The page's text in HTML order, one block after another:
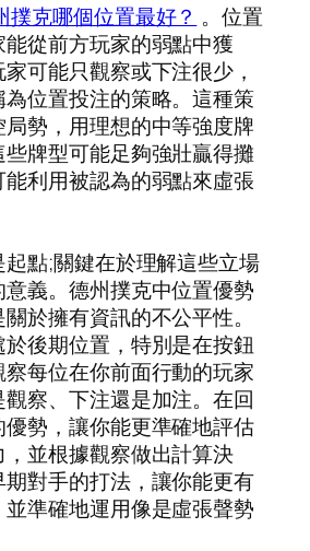
撲克哪個位置最好？ 。位置
從前方玩家的弱點中獲
可能只觀察或下注很少，
位置投注的策略。這種策
勢，用理想的中等強度牌
牌型可能足夠強壯贏得攤
利用被認為的弱點來虛張
點;關鍵在於理解這些立場
義。德州撲克中位置優勢
於擁有資訊的不公平性。
後期位置，特別是在按鈕
每位在你前面行動的玩家
察、下注還是加注。在回
勢，讓你能更準確地評估
並根據觀察做出計算決
對手的打法，讓你能更有
準確地運用像是虛張聲勢